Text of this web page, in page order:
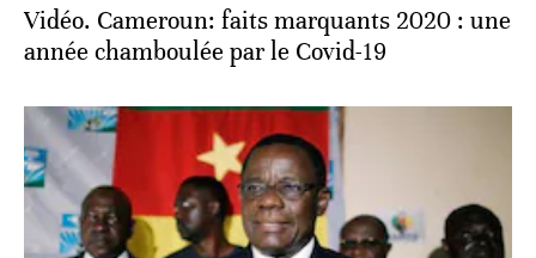
Vidéo. Cameroun: faits marquants 2020 : une
année chamboulée par le Covid-19